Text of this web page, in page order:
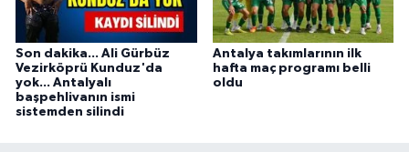
Son dakika... Ali Gürbüz
Vezirköprü Kunduz'da
yok... Antalyalı
başpehlivanın ismi
sistemden silindi
Antalya takımlarının ilk
hafta maç programı belli
oldu